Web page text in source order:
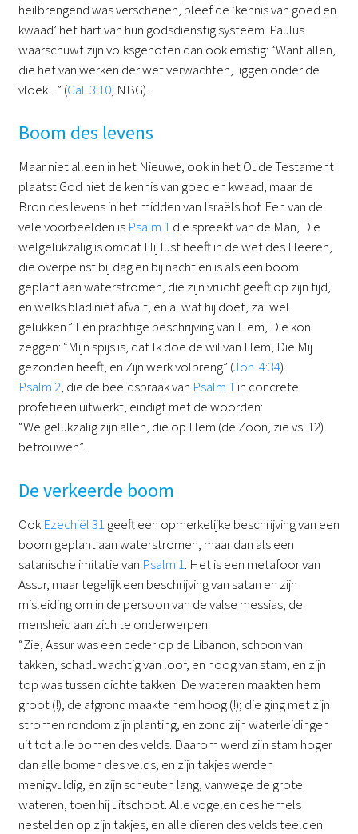
heilbrengend was verschenen, bleef de ‘kennis van goed en
kwaad’ het hart van hun godsdienstig systeem. Paulus
waarschuwt zijn volksgenoten dan ook ernstig: “Want allen,
die het van werken der wet verwachten, liggen onder de
vloek ...” (Gal. 3:10, NBG).
Boom des levens
Maar niet alleen in het Nieuwe, ook in het Oude Testament
plaatst God niet de kennis van goed en kwaad, maar de
Bron des levens in het midden van Israëls hof. Een van de
vele voorbeelden is Psalm 1die spreekt van de Man, Die
welgelukzalig is omdat Hij lust heeft in de wet des Heeren,
die overpeinst bij dag en bij nacht en is als een boom
geplant aan waterstromen, die zijn vrucht geeft op zijn tijd,
en welks blad niet afvalt; en al wat hij doet, zal wel
gelukken.” Een prachtige beschrijving van Hem, Die kon
zeggen: “Mijn spijs is, dat Ik doe de wil van Hem, Die Mij
gezonden heeft, en Zijn werk volbreng” (Joh. 4:34).
Psalm 2, die de beeldspraak van Psalm 1in concrete
profetieën uitwerkt, eindigt met de woorden:
“Welgelukzalig zijn allen, die op Hem (de Zoon, zie vs. 12)
betrouwen”.
De verkeerde boom
Ook Ezechiël 31geeft een opmerkelijke beschrijving van een
boom geplant aan waterstromen, maar dan als een
satanische imitatie van Psalm 1. Het is een metafoor van
Assur, maar tegelijk een beschrijving van satan en zijn
misleiding om in de persoon van de valse messias, de
mensheid aan zich te onderwerpen.
“Zie, Assur was een ceder op de Libanon, schoon van
takken, schaduwachtig van loof, en hoog van stam, en zijn
top was tussen dichte takken. De wateren maakten hem
groot (!), de afgrond maakte hem hoog (!); die ging met zijn
stromen rondom zijn planting, en zond zijn waterleidingen
uit tot alle bomen des velds. Daarom werd zijn stam hoger
dan alle bomen des velds; en zijn takjes werden
menigvuldig, en zijn scheuten lang, vanwege de grote
wateren, toen hij uitschoot. Alle vogelen des hemels
nestelden op zijn takjes, en alle dieren des velds teelden